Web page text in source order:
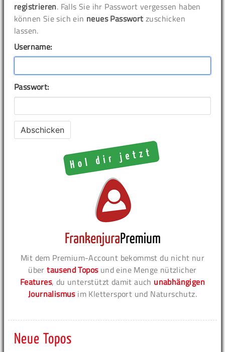
registrieren. Falls Sie ihr Passwort vergessen haben
können Sie sich ein neues Passwort zuschicken
lassen.
Username:
Passwort:
Mit dem Premium-Account bekommst du nicht nur
übertausend Toposund eine Menge nützlicher
Features, du unterstützt damit auch unabhängigen
Journalismusim Klettersport und Naturschutz.
Neue Topos